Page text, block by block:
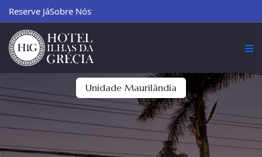
Reserve JáSobre Nós
Unidade Maurilândia